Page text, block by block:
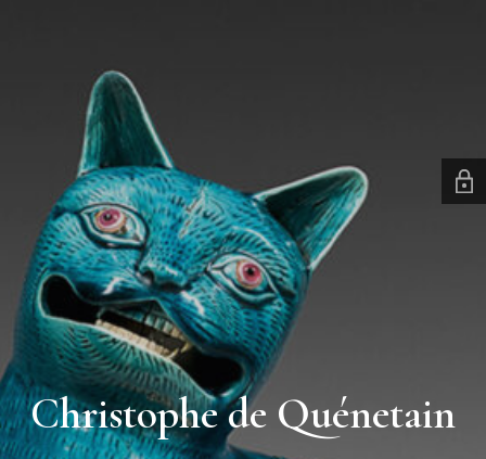
Christophe de Quénetain